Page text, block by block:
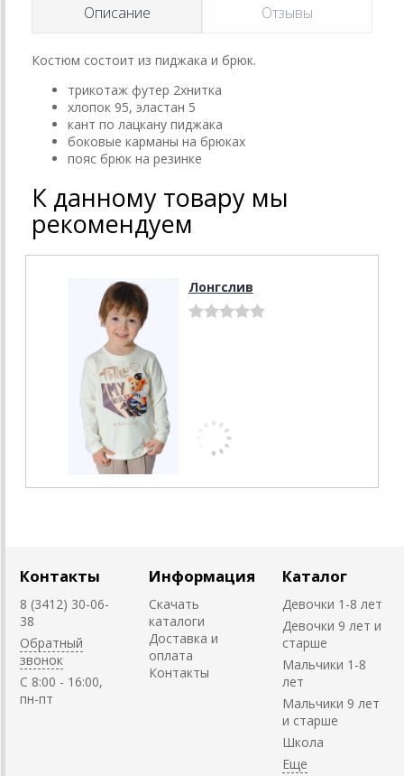
Описание Отзывы
Костюм состоит из пиджака и брюк.
трикотаж футер 2хнитка
хлопок 95, эластан 5
кант по лацкану пиджака
боковые карманы на брюках
пояс брюк на резинке
К данному товару мы
рекомендуем
Лонгслив
Контакты
8 (3412) 30-06-
38
Обратный
звонок
C 8:00 - 16:00,
пн-пт
Информация
Скачать
каталоги
Доставка и
оплата
Контакты
Каталог
Девочки 1-8 лет
Девочки 9 лет и
старше
Мальчики 1-8
лет
Мальчики 9 лет
и старше
Школа